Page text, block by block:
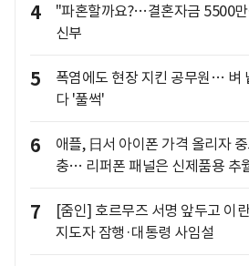
4
"파혼할까요?…결혼자금 5500만
신부
5
폭염에도 현장 지킨 공무원… 벼
다 '풀썩'
6
애플, 日서 아이폰 가격 올리자
충… 리퍼폰 패널은 신제품용 추
7
[줌인] 호르무즈 서명 앞두고 이
지도자 잠행·대통령 사임설